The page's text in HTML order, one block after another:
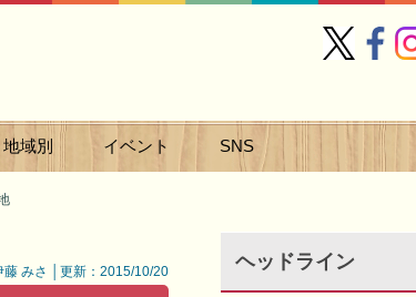
地域別 イベント SNS
みさ │更新：2015/10/20 ヘッドライン